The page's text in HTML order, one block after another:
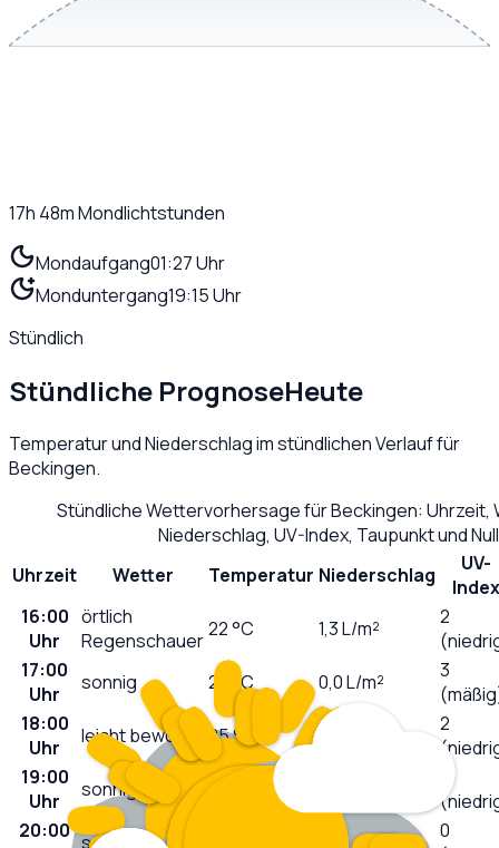
17h 48mMondlichtstunden
Mondaufgang01:27 Uhr
Monduntergang19:15 Uhr
Stündlich
Stündliche PrognoseHeute
Temperatur und Niederschlag im stündlichen Verlauf für
Beckingen.
Stündliche Wettervorhersage fürBeckingen: Uhrzeit,
Niederschlag, UV-Index, Taupunkt und
Uhrzeit
Wetter Temperatur Niederschlag
UV-
Index
16:00
Uhr
örtlich
Regenschauer22°C 1,3L/m²
2
17:00
Uhr
sonnig 23 °C 0,0L/m²
3
18:00
Uhr
leicht bewölkt 25°C
2
19:00
Uhr
sonnig
20:00 sonnig L/m²
0